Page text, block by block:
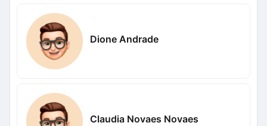
Dione Andrade
Claudia Novaes Novaes